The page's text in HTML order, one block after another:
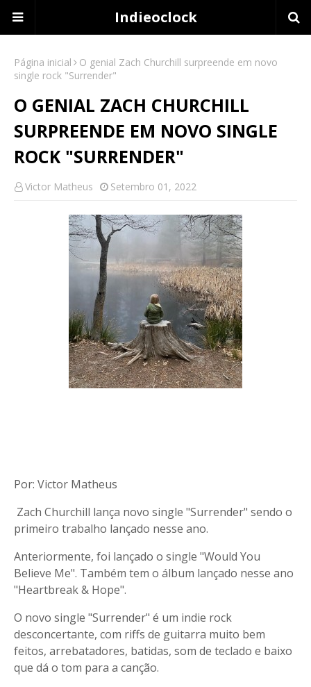
Indieoclock
Página inicial
O genial Zach Churchill surpreende em novo
single rock "Surrender"
O GENIAL ZACH CHURCHILL
SURPREENDE EM NOVO SINGLE
ROCK "SURRENDER"
Victor Matheus Setembro 01, 2022
Por: Victor Matheus
Zach Churchill lança novo single "Surrender" sendo o
primeiro trabalho lançado nesse ano.
Anteriormente, foi lançado o single "Would You
Believe Me". Também tem o álbum lançado nesse ano
"Heartbreak & Hope".
O novo single "Surrender" é um indie rock
desconcertante, com riffs de guitarra muito bem
feitos, arrebatadores, batidas, som de teclado e baixo
que dá o tom para a canção.